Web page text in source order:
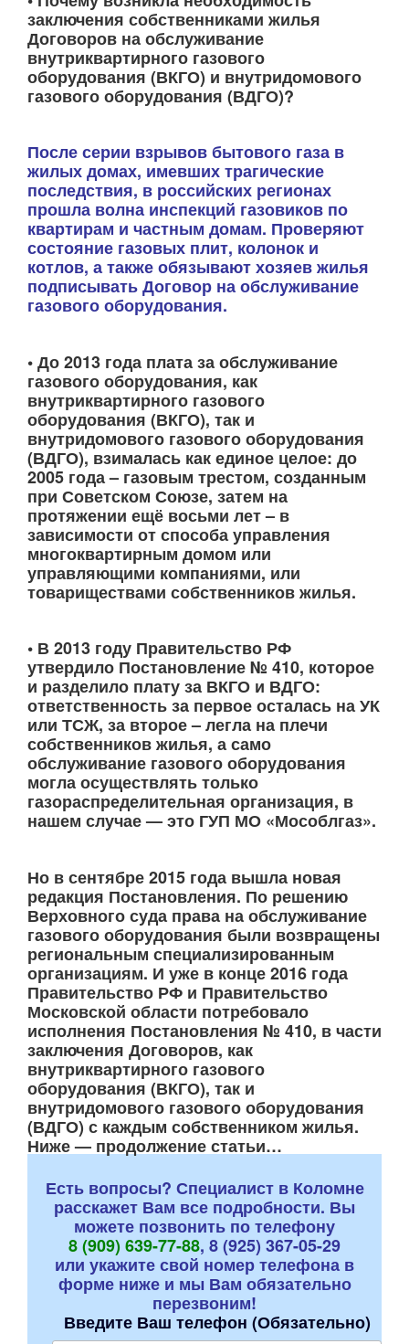
заключения собственниками жилья
Договоров на обслуживание
внутриквартирного газового
оборудования (ВКГО) и внутридомового
газового оборудования (ВДГО)?
После серии взрывов бытового газа в
жилых домах, имевших трагические
последствия, в российских регионах
прошла волна инспекций газовиков по
квартирам и частным домам. Проверяют
состояние газовых плит, колонок и
котлов, а также обязывают хозяев жилья
подписывать Договор на обслуживание
газового оборудования.
• До 2013 года плата за обслуживание
газового оборудования, как
внутриквартирного газового
оборудования (ВКГО), так и
внутридомового газового оборудования
(ВДГО), взималась как единое целое: до
2005 года – газовым трестом, созданным
при Советском Союзе, затем на
протяжении ещё восьми лет – в
зависимости от способа управления
многоквартирным домом или
управляющими компаниями, или
товариществами собственников жилья.
• В 2013 году Правительство РФ
утвердило Постановление № 410, которое
и разделило плату за ВКГО и ВДГО:
ответственность за первое осталась на УК
или ТСЖ, за второе – легла на плечи
собственников жилья, а само
обслуживание газового оборудования
могла осуществлять только
газораспределительная организация, в
нашем случае — это ГУП МО «Мособлгаз».
Но в сентябре 2015 года вышла новая
редакция Постановления. По решению
Верховного суда права на обслуживание
газового оборудования были возвращены
региональным специализированным
организациям. И уже в конце 2016 года
Правительство РФ и Правительство
Московской области потребовало
исполнения Постановления № 410, в части
заключения Договоров, как
внутриквартирного газового
оборудования (ВКГО), так и
внутридомового газового оборудования
(ВДГО) с каждым собственником жилья.
Ниже — продолжение статьи…
Есть вопросы? Специалист в Коломне
расскажет Вам все подробности. Вы
можете позвонить по телефону
8 (909) 639-77-88, 8 (925) 367-05-29
или укажите свой номер телефона в
форме ниже и мы Вам обязательно
перезвоним!
Введите Ваш телефон (Обязательно)